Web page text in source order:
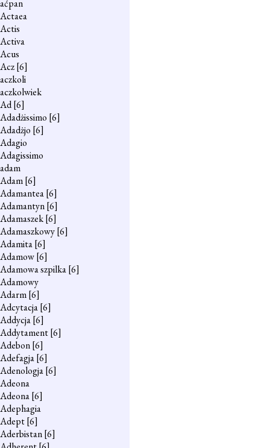
aćpan
Actaea
Actis
Activa
Acus
Acz[6]
aczkoli
aczkolwiek
Ad[6]
Adadżissimo [6]
Adadżjo [6]
Adagio
Adagissimo
adam
Adam[6]
Adamantea[6]
Adamantyn[6]
Adamaszek[6]
Adamaszkowy[6]
Adamita[6]
Adamow[6]
Adamowa szpilka[6]
Adamowy
Adarm[6]
Adcytacja[6]
Addycja[6]
Addytament[6]
Adebon[6]
Adefagja[6]
Adenologja[6]
Adeona
Adeona[6]
Adephagia
Adept[6]
Aderbistan[6]